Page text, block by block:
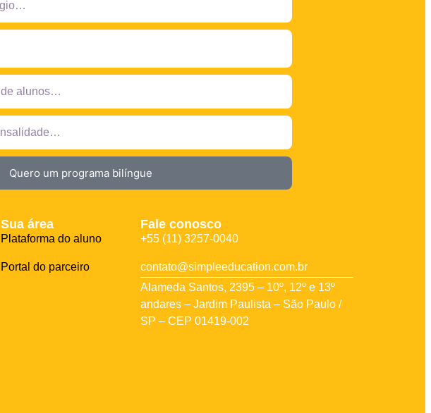
Quero um programa bilíngue
Sua área
Plataforma do aluno
Portal do parceiro
Fale conosco
+55 (11) 3257-0040
contato@simpleeducation.com.br
Alameda Santos, 2395 – 10º, 12º e 13º
andares – Jardim Paulista – São Paulo /
SP – CEP 01419-002